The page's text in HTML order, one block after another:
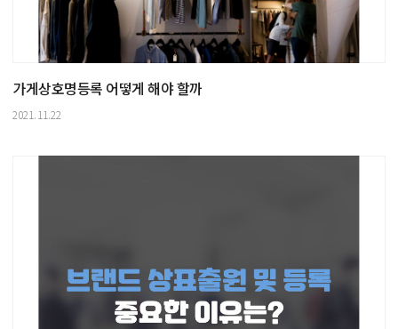
가게상호명등록 어떻게 해야 할까
2021.11.22